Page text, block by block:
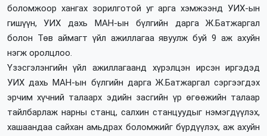
боломжоор хангах зорилготой уг арга хэмжээнд УИХ-ын
гишүүн, УИХ дахь МАН-ын бүлгийн дарга Ж.Батжаргал
болон Төв аймагт үйл ажиллагаа явуулж буй 9 аж ахуйн
нэгж оролцлоо.
Үзэсгэлэнгийн үйл ажиллагаанд хүрэлцэн ирсэн иргэдэд
УИХ дахь МАН-ын бүлгийн дарга Ж.Батжаргал сэргээгдэх
эрчим хүчний талаарх эдийн засгийн үр өгөөжийн талаар
тайлбарлаж нарны станц, салхин станцуудыг нэмэгдүүлэх,
хашаандаа сайхан амьдрах боломжийг бүрдүүлэх, аж ахуйн